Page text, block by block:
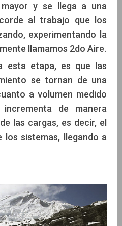
y se llega a una
al trabajo que los
experimentando la
llamamos 2do Aire.
esta etapa, es que las
se tornan de una
a volumen medido
de manera
las cargas, es decir, el
sistemas, llegando a